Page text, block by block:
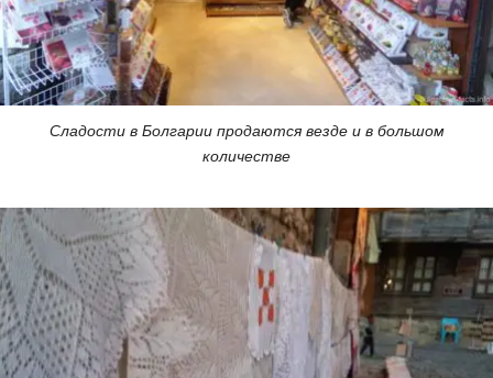
Сладости в Болгарии продаются везде и в большом
количестве